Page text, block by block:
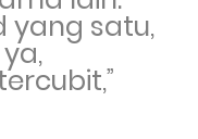
yang satu,